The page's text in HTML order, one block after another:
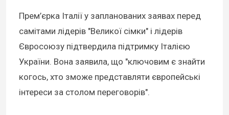
Прем’єрка Італії у запланованих заявах перед
самітами лідерів "Великої сімки" і лідерів
Євросоюзу підтвердила підтримку Італією
України. Вона заявила, що "ключовим є знайти
когось, хто зможе представляти європейські
інтереси за столом переговорів".